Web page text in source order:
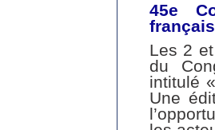
45e
Les 2
du
intitulé
Une